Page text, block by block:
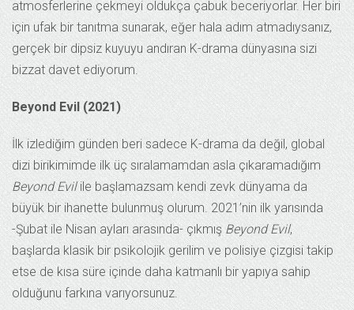
atmosferlerine çekmeyi oldukça çabuk beceriyorlar. Her biri
için ufak bir tanıtma sunarak, eğer hala adım atmadıysanız,
gerçek bir dipsiz kuyuyu andıran K-drama dünyasına sizi
bizzat davet ediyorum.
Beyond Evil (2021)
İlk izlediğim günden beri sadece K-drama da değil, global
dizi birikimimde ilk üç sıralamamdan asla çıkaramadığım
Beyond Evilile başlamazsam kendi zevk dünyama da
büyük bir ihanette bulunmuş olurum. 2021’nin ilk yarısında
-Şubat ile Nisan ayları arasında- çıkmış Beyond Evil,
başlarda klasik bir psikolojik gerilim ve polisiye çizgisi takip
etse de kısa süre içinde daha katmanlı bir yapıya sahip
olduğunu farkına varıyorsunuz.